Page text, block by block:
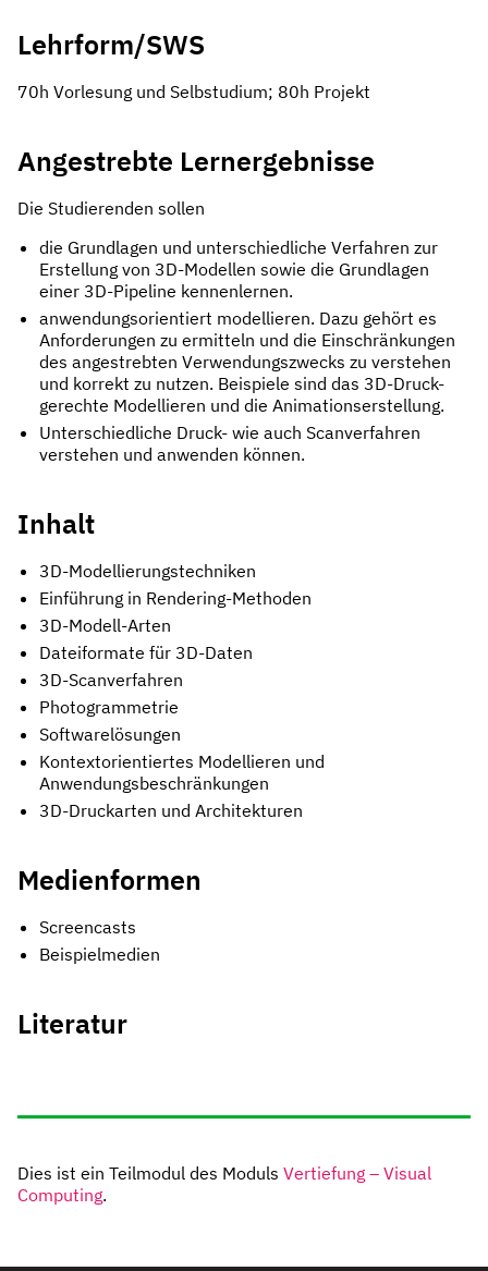
Lehrform/SWS
70h Vorlesung und Selbstudium; 80h Projekt
Angestrebte Lernergebnisse
Die Studierenden sollen
die Grundlagen und unterschiedliche Verfahren zur
Erstellung von 3D-Modellen sowie die Grundlagen
einer 3D-Pipeline kennenlernen.
anwendungsorientiert modellieren. Dazu gehört es
Anforderungen zu ermitteln und die Einschränkungen
des angestrebten Verwendungszwecks zu verstehen
und korrekt zu nutzen. Beispiele sind das 3D-Druck-
gerechte Modellieren und die Animationserstellung.
Unterschiedliche Druck- wie auch Scanverfahren
verstehen und anwenden können.
Inhalt
3D-Modellierungstechniken
Einführung in Rendering-Methoden
3D-Modell-Arten
Dateiformate für 3D-Daten
3D-Scanverfahren
Photogrammetrie
Softwarelösungen
Kontextorientiertes Modellieren und
Anwendungsbeschränkungen
3D-Druckarten und Architekturen
Medienformen
Screencasts
Beispielmedien
Literatur
Dies ist ein Teilmodul des Moduls Vertiefung – Visual
Computing.